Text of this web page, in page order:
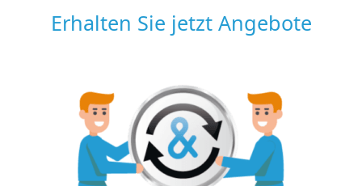
Erhalten Sie jetzt Angebote